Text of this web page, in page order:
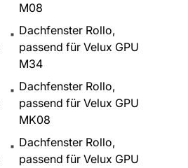
M08
Dachfenster Rollo,
passend für Velux GPU
M34
Dachfenster Rollo,
passend für Velux GPU
MK08
Dachfenster Rollo,
passend für Velux GPU